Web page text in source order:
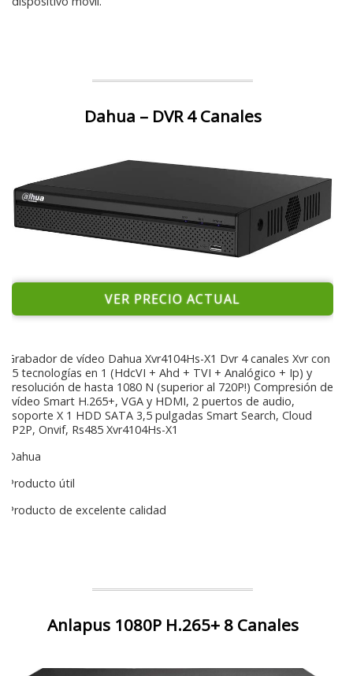
Dahua – DVR 4 Canales
VER PRECIO ACTUAL
Grabador de vídeo Dahua Xvr4104Hs-X1 Dvr 4 canales Xvr con
5 tecnologías en 1 (HdcVI + Ahd + TVI + Analógico + Ip) y
resolución de hasta 1080 N (superior al 720P!) Compresión de
vídeo Smart H.265+, VGA y HDMI, 2 puertos de audio,
soporte X 1 HDD SATA 3,5 pulgadas Smart Search, Cloud
P2P, Onvif, Rs485 Xvr4104Hs-X1
Dahua
Producto útil
Producto de excelente calidad
Anlapus 1080P H.265+ 8 Canales